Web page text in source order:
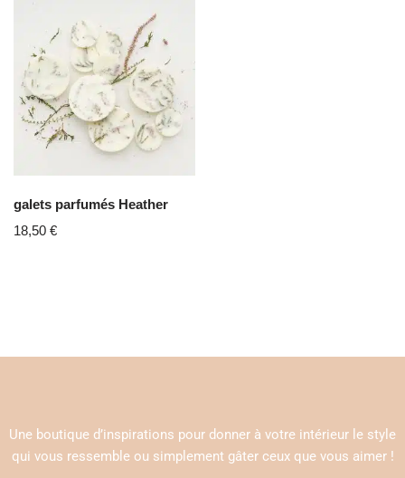
galets parfumés Heather
18,50 €
Une boutique d’inspirations pour donner à votre intérieur le style
qui vous ressemble ou simplement gâter ceux que vous aimer !